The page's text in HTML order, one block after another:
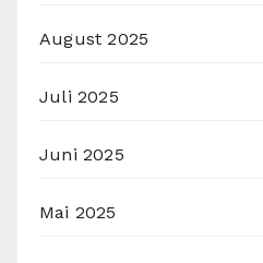
August 2025
Juli 2025
Juni 2025
Mai 2025